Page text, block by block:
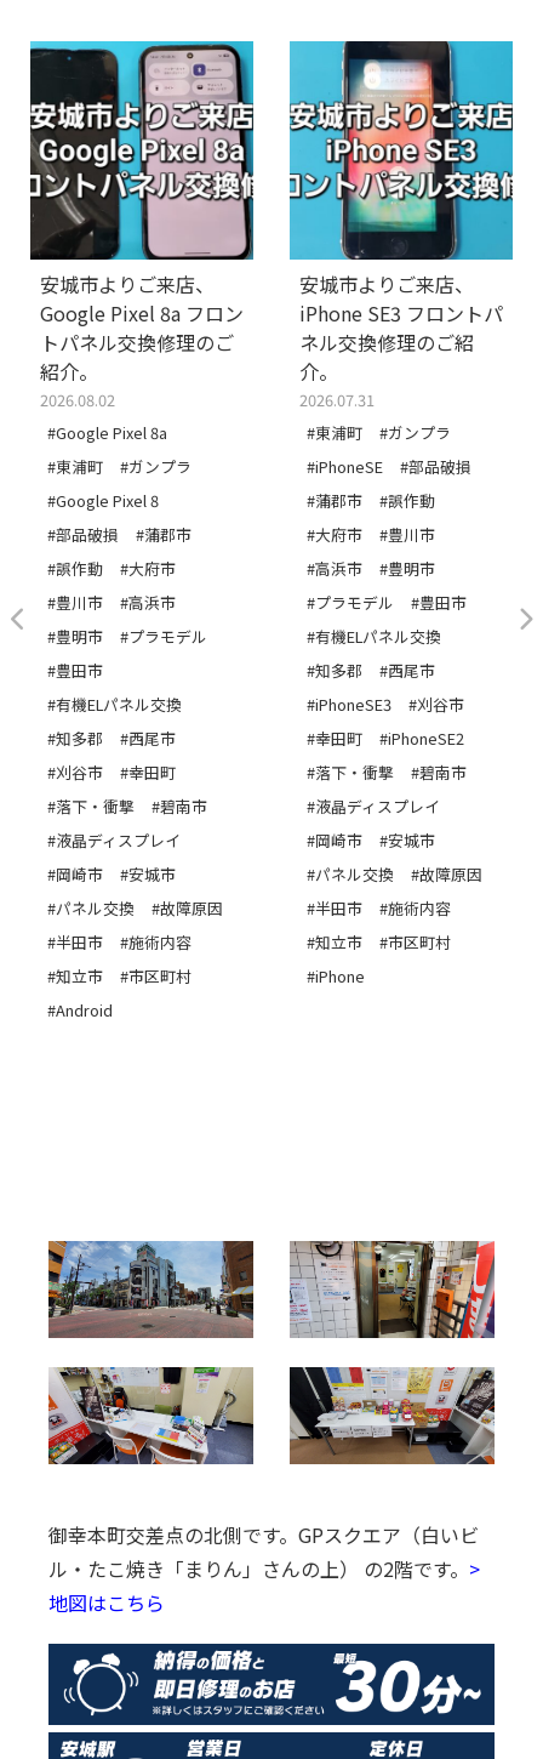
安城市よりご来店、
Google Pixel 8a フロン
トパネル交換修理のご
紹介。
2026.08.02
#Google Pixel 8a
#東浦町
#ガンプラ
#Google Pixel 8
#部品破損
#蒲郡市
#誤作動
#大府市
#豊川市
#高浜市
#豊明市
#プラモデル
#豊田市
#有機ELパネル交換
#知多郡
#西尾市
#刈谷市
#幸田町
#落下・衝撃
#碧南市
#液晶ディスプレイ
#岡崎市
#安城市
#パネル交換
#故障原因
#半田市
#施術内容
#知立市
#市区町村
#Android
安城市よりご来店、
iPhone SE3 フロントパ
ネル交換修理のご紹
介。
2026.07.31
#東浦町
#ガンプラ
#iPhoneSE
#部品破損
#蒲郡市
#誤作動
#大府市
#豊川市
#高浜市
#豊明市
#プラモデル
#豊田市
#有機ELパネル交換
#知多郡
#西尾市
#iPhoneSE3
#刈谷市
#幸田町
#iPhoneSE2
#落下・衝撃
#碧南市
#液晶ディスプレイ
#岡崎市
#安城市
#パネル交換
#故障原因
#半田市
#施術内容
#知立市
#市区町村
#iPhone
御幸本町交差点の北側です。 GPスクエア（白いビ
ル・たこ焼き「まりん」さんの上） の2階です。 >
地図はこちら